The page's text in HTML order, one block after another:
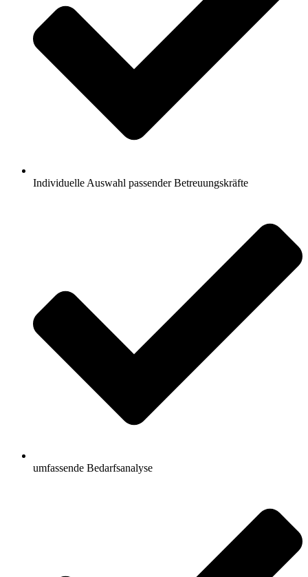
Individuelle Auswahl passender Betreuungskräfte
umfassende Bedarfsanalyse